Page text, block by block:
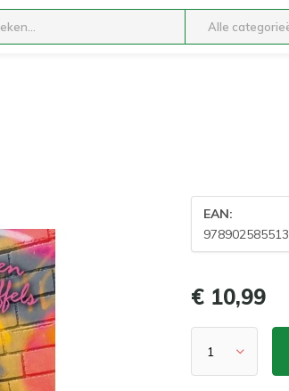
Alle
EAN:
€ 10,99